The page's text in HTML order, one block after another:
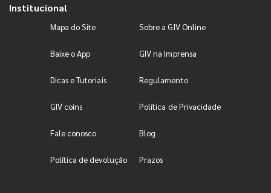
Institucional
Mapa do Site Sobre a GIV Online
Baixe o App GIV na Imprensa
Dicas e Tutoriais Regulamento
GIV coins Política de Privacidade
Fale conosco Blog
Política de devolução Prazos